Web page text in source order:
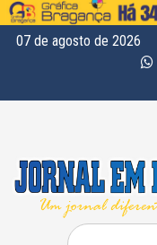
07 de agosto de 2026
Pesquisar